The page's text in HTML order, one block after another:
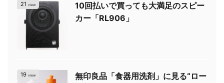
21 view
10回払いで買っても大満足のスピー
カー「RL906」
19 view
無印良品「食器用洗剤」に見る“ロー